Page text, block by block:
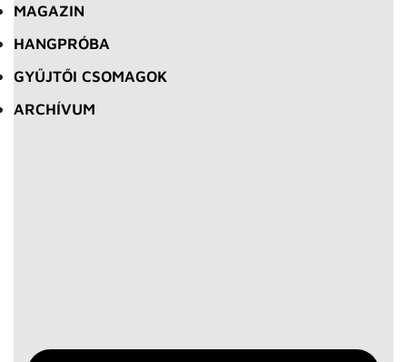
MAGAZIN
HANGPRÓBA
GYŰJTŐI CSOMAGOK
ARCHÍVUM